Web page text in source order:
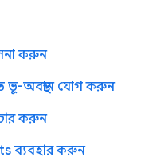
করুন
ভূ-অবস্থান যোগ করুন
করুন
ব্যবহার করুন